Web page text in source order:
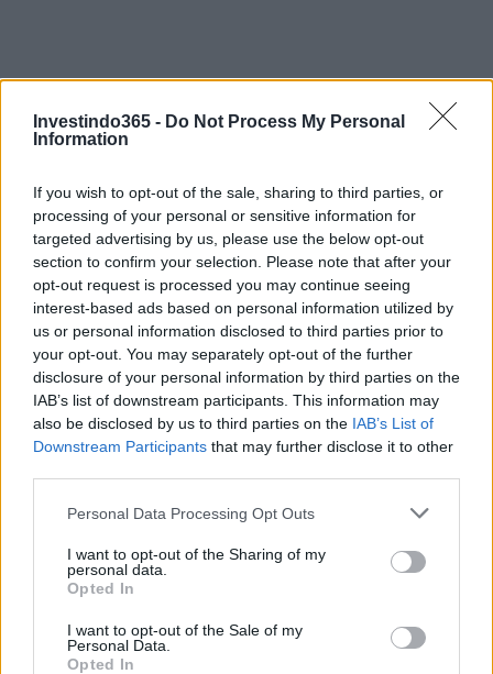
Investindo365 - Do Not Process My Personal
Information
If you wish to opt-out of the sale, sharing to third parties, or
processing of your personal or sensitive information for
targeted advertising by us, please use the below opt-out
section to confirm your selection. Please note that after your
opt-out request is processed you may continue seeing
interest-based ads based on personal information utilized by
us or personal information disclosed to third parties prior to
your opt-out. You may separately opt-out of the further
disclosure of your personal information by third parties on the
IAB’s list of downstream participants. This information may
also be disclosed by us to third parties on the IAB’s List of
Downstream Participants that may further disclose it to other
Please note that this website/app uses one or more Google
not limited to your visit or usage behaviour. You may click to
grant or deny consent to Google and its third-party tags to
use your data for below specified purposes in below Google
consent section.
Personal Data Processing Opt Outs
I want to opt-out of the Sharing of my
personal data.
Opted In
I want to opt-out of the Sale of my
Personal Data.
Opted In
Continue lendo
NEWS
impactos das mudanças climáticas
NEWS